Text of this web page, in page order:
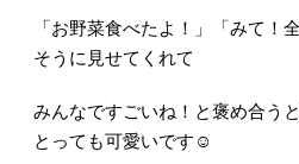
「お野菜食べたよ！」「みて！
そうに見せてくれて
みんなですごいね！と褒め合う
とっても可愛いです☺